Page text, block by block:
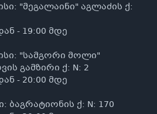
"მეგალაინი" აგლაძის ქ:
- 19:00 მდე
"სამგორი მოლი"
გამზირი ქ: N: 2
- 20:00 მდე
ბაგრატიონის ქ: N: 170